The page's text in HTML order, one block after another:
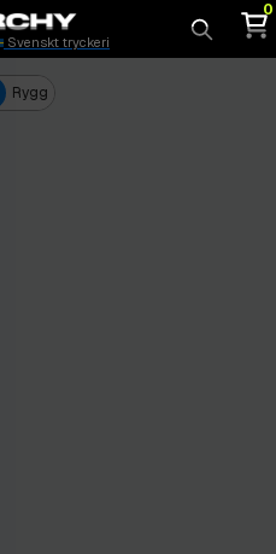
Svenskt tryckeri
Sök
0
Rygg